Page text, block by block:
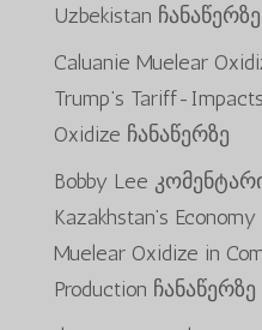
Uzbekistan ჩანაწერზე
Caluanie Muelear
Trump’s Tariff-
Oxidize ჩანაწერზე
Bobby Lee
Kazakhstan’s
Muelear Oxidize in
Production ჩანაწერზე